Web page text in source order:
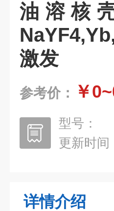
油溶核
激发
参考价： ￥
型号：
更新时间
详情介绍